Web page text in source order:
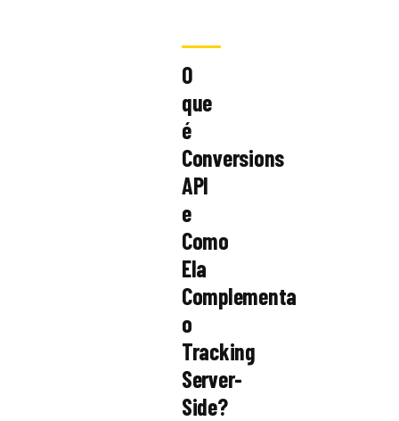
O
que
é
Conversions
API
e
Como
Ela
Complementa
o
Tracking
Server-
Side?